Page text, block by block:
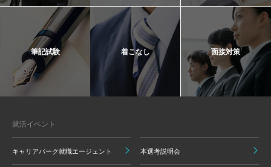
筆記試験 着こなし 面接対策
就活イベント
キャリアパーク就職エージェント 本選考説明会